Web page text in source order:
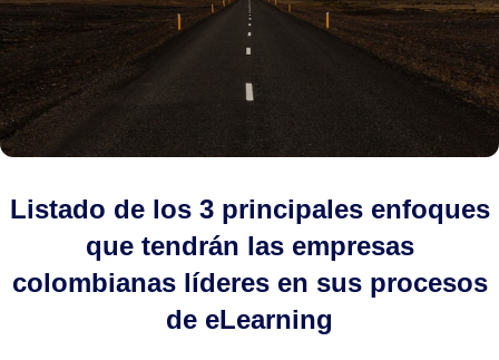
Listado de los 3 principales enfoques
que tendrán las empresas
colombianas líderes en sus procesos
de eLearning